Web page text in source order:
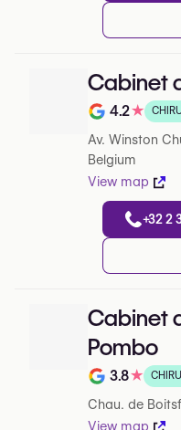
Cabinet
Note de 4.2
4.2★
Av. Winston
Belgium
View map
+32 2
Cabinet
Pombo
Note de 3.8
3.8★
Chau. de
View map